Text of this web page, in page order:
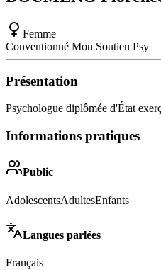
Femme
Conventionné Mon Soutien Psy
Présentation
Psychologue diplômée d'État
Informations pratiques
Public
AdolescentsAdultesEnfants
Langues parlées
Français